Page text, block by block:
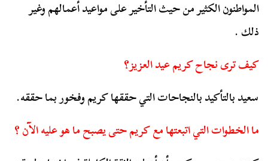
المواطنون الكثير من حيث التأخير على مواعيد أعمالهم وغير
ذلك .
كيف ترى نجاح كريم عيد العزيز؟
سعيد بالتأكيد بالنجاحات التي حققها كريم وفخور بما حققه.
ما الخطوات التي اتبعتها مع كريم حتى يصبح ما هو عليه الآن ؟